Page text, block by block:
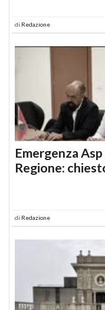
di Redazione
Emergenza
Regione:
di Redazione